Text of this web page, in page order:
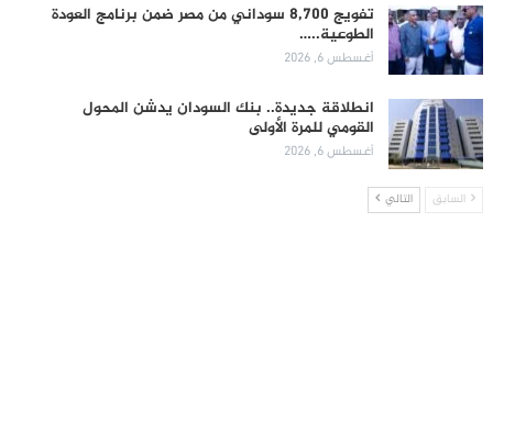
تفويج 8,700 سوداني من مصر ضمن برنامج العودة
الطوعية..…
أغسطس 6, 2026
انطلاقة جديدة.. بنك السودان يدشن المحول
القومي للمرة الأولى
أغسطس 6, 2026
السابق التالي